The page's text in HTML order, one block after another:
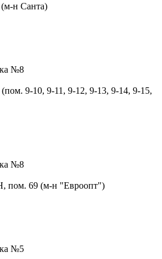
(м-н Санта)
№8
9-10, 9-11, 9-12, 9-13, 9-14, 9-15,
№8
пом. 69 (м-н "Евроопт")
№5